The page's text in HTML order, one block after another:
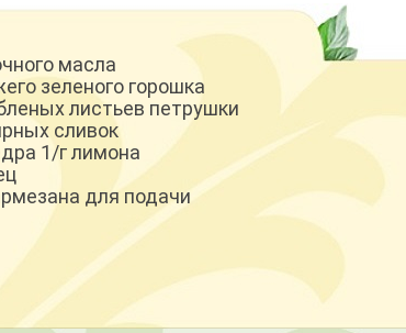
масла
зеленого горошка
листьев петрушки
сливок
1/г лимона
для подачи